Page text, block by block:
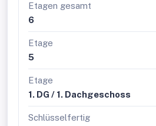
Etagen gesamt
6
Etage
5
Etage
1. DG / 1. Dachgeschoss
Schlüsselfertig